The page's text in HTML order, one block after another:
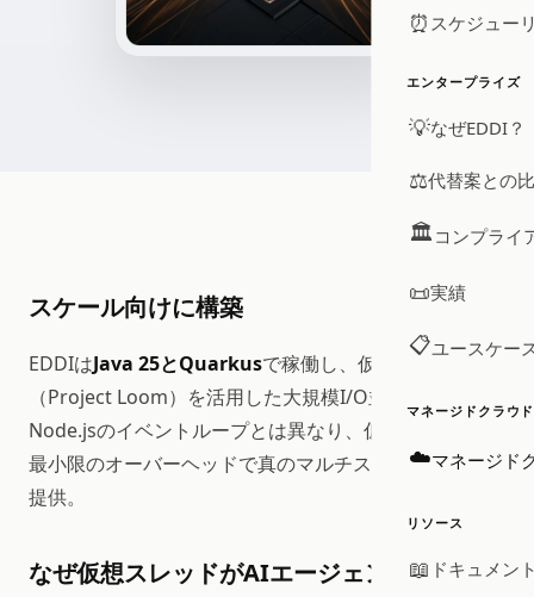
⏰ スケジュー
エンタープライズ
💡なぜEDDI？
⚖️代替案との
🏛️ コンプライ
📜実績
📋ユースケー
マネージドクラウ
☁️マネージド
リソース
📖 ドキュメン
スケール向けに構築
EDDIはJava 25とQuarkusで稼働し、仮想スレッド
（Project Loom）を活用した大規模I/O並行性を実現。
Node.jsのイベントループとは異なり、仮想スレッドは
最小限のオーバーヘッドで真のマルチスレッド並列性を
提供。
なぜ仮想スレッドがAIエージェントに重要